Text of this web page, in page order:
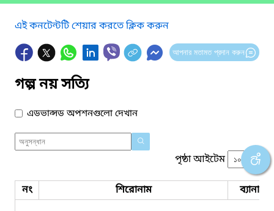
এই কনটেন্টটি শেয়ার করতে ক্লিক করুন
আপনার মতামত প্রদান করুন
গল্প নয় সত্যি
এডভান্সড অপশনগুলো দেখান
পৃষ্ঠা আইটেম
নং শিরোনাম ব্যানার